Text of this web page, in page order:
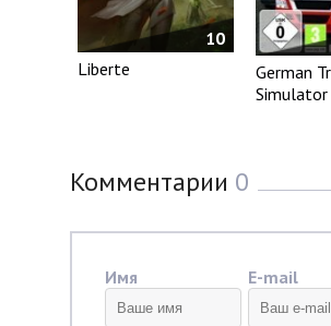
10
Liberte
German
Simulator
Комментарии 0
Имя E-mail